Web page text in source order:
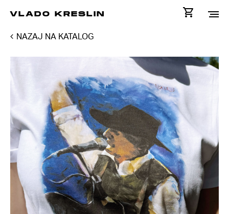
VLADO KRESLIN
NAZAJ NA KATALOG